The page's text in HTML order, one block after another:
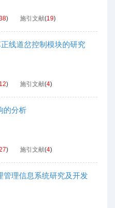
) 施引文献(19)
线道岔控制模块的研究
12) 施引文献(4)
的分析
) 施引文献(4)
管理信息系统研究及开发